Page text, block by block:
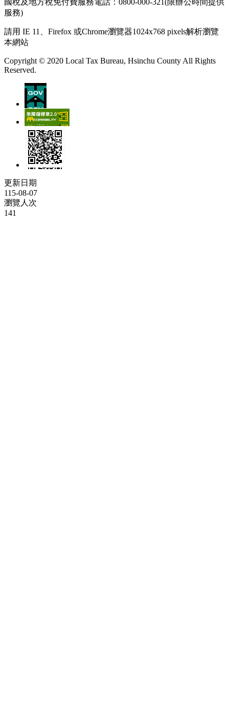
國稅及地方稅免付費服務電話：0800-000-321(限辦公時間提供
服務)
請用 IE 11、Firefox 或Chrome瀏覽器1024x768 pixels解析瀏覽
本網站
Copyright © 2020 Local Tax Bureau, Hsinchu County All Rights
Reserved.
更新日期
115-08-07
瀏覽人次
141